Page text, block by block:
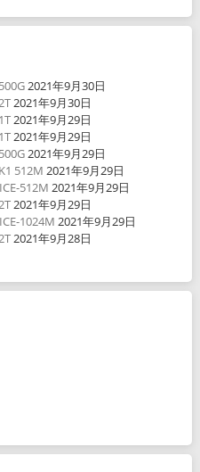
2021年9月30日
2021年9月30日
2021年9月29日
2021年9月29日
2021年9月29日
512M 2021年9月29日
512M 2021年9月29日
2021年9月29日
1024M 2021年9月29日
2021年9月28日